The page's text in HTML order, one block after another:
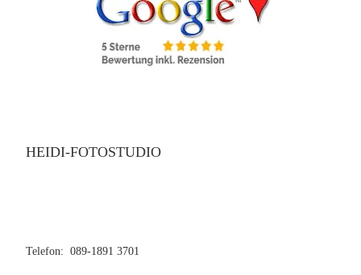
HEIDI-FOTOSTUDIO
Telefon: 089-1891 3701